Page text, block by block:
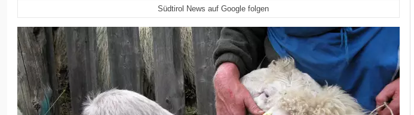
Südtirol News auf Google folgen